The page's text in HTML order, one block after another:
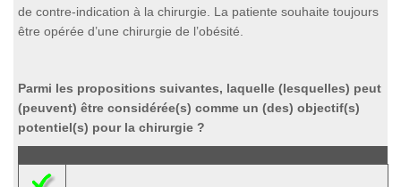
de contre-indication à la chirurgie. La patiente souhaite toujours
être opérée d’une chirurgie de l’obésité.
Parmi les propositions suivantes, laquelle (lesquelles) peut
(peuvent) être considérée(s) comme un (des) objectif(s)
potentiel(s) pour la chirurgie ?